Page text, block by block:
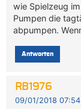
wie Spielzeug
Pumpen die
abpumpen.
Antworten
RB1976
09/01/2018 07:54